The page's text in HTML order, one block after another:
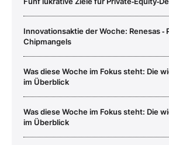
Innovationsaktie der Woche: Renesas ‑
Chipmangels
Was diese Woche im Fokus steht: Die
im Überblick
Was diese Woche im Fokus steht: Die
im Überblick